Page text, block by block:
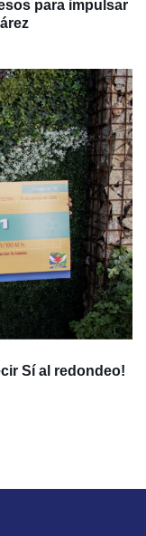
para impulsar
Sí al redondeo!